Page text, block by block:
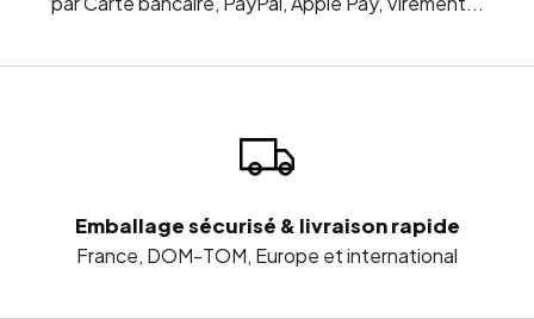
Emballage sécurisé & livraison rapide
France, DOM-TOM, Europe et international